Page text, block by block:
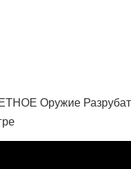
Оружие